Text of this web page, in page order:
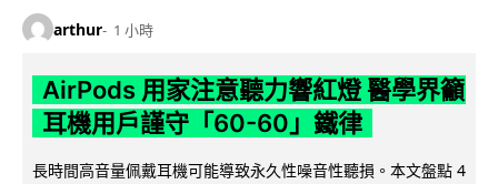
arthur 1 小時
AirPods 用家注意聽力響紅燈 醫學界籲
耳機用戶謹守「60-60」鐵律
長時間高音量佩戴耳機可能導致永久性噪音性聽損。本文盤點 4